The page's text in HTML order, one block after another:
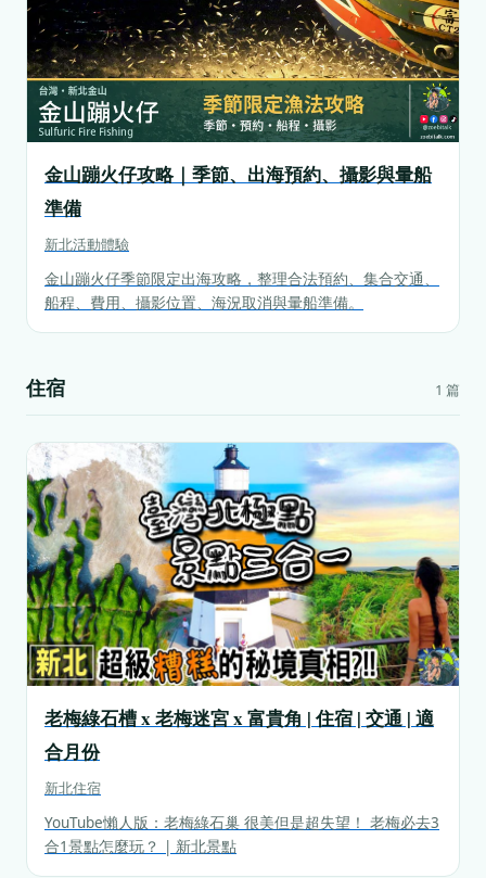
金山蹦火仔攻略｜季節、出海預約、攝影與暈船
準備
新北活動體驗
金山蹦火仔季節限定出海攻略，整理合法預約、集合交通、
船程、費用、攝影位置、海況取消與暈船準備。
住宿 1 篇
老梅綠石槽 x 老梅迷宮 x 富貴角 | 住宿 | 交通 | 適
合月份
新北住宿
YouTube懶人版：老梅綠石巢 很美但是超失望！ 老梅必去3
合1景點怎麼玩？ | 新北景點